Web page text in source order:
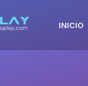
INICIO